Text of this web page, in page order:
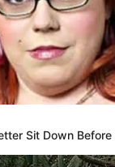
મારવાનો
ઉપયોગ કરવાની મંજુરી
અમિત શાહને પત્ર
ago
કાર અકસ્માતમાં
મોત
વિરુદ્ધ કાલે નવું
Sit Down